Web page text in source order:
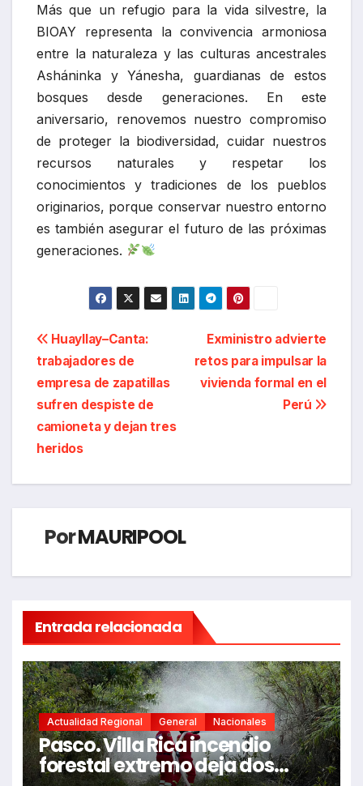
Más que un refugio para la vida silvestre, la
BIOAY representa la convivencia armoniosa
entre la naturaleza y las culturas ancestrales
Asháninka y Yánesha, guardianas de estos
bosques desde generaciones. En este
aniversario, renovemos nuestro compromiso
de proteger la biodiversidad, cuidar nuestros
recursos naturales y respetar los
conocimientos y tradiciones de los pueblos
originarios, porque conservar nuestro entorno
es también asegurar el futuro de las próximas
generaciones.
Navegación
de
entradas
Exministro advierte
retos para impulsar la
vivienda formal en el
Perú
Huayllay–Canta:
trabajadores de
empresa de zapatillas
sufren despiste de
camioneta y dejan tres
heridos
PorMAURIPOOL
Entrada relacionada
Actualidad Regional General Nacionales
Pasco. Villa Rica incendio
forestal extremo deja dos